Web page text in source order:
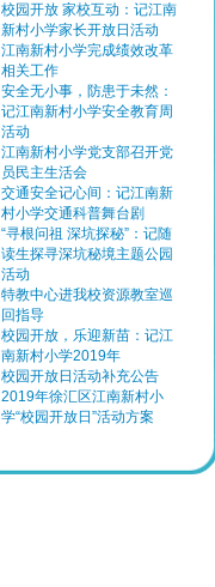
校园开放 家校互动：记江南
新村小学家长开放日活动
江南新村小学完成绩效改革
相关工作
安全无小事，防患于未然：
记江南新村小学安全教育周
活动
江南新村小学党支部召开党
员民主生活会
交通安全记心间：记江南新
村小学交通科普舞台剧
“寻根问祖 深坑探秘”：记随
读生探寻深坑秘境主题公园
活动
特教中心进我校资源教室巡
回指导
校园开放，乐迎新苗：记江
南新村小学2019年
校园开放日活动补充公告
2019年徐汇区江南新村小
学“校园开放日”活动方案